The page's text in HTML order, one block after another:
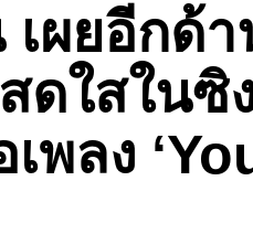
ผยอีกด้
ใสในซิ
พลง